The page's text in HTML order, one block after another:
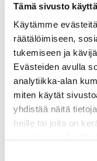
Tämä sivusto
Käytämme
räätälöimiseen,
tukemiseen ja
Evästeiden avulla
analytiikka-alan
miten käytät
yhdistää näitä
heille tai joita on
Kuukausiraportti
Raportti tulkitsee
kertoo
lähikuukausien
ilmestyvästä
talouskehityksen
Kuukausiraportti
talouskehityksestä,
ulkomaankaupasta
on myös kooste